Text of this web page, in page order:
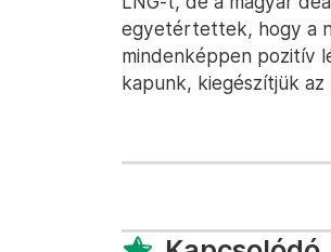
egyetértettek, hogy a
mindenképpen pozitív
kapunk, kiegészítjük az